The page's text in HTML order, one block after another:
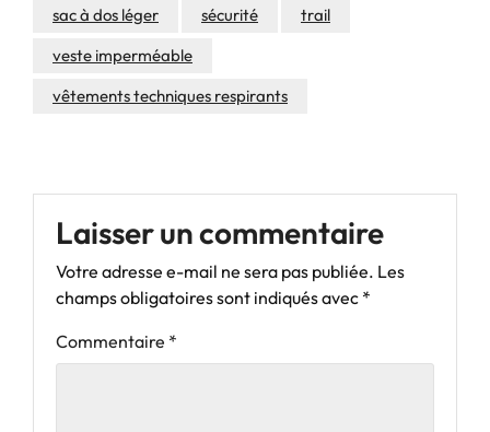
sac à dos léger
sécurité
trail
veste imperméable
vêtements techniques respirants
Laisser un commentaire
Votre adresse e-mail ne sera pas publiée. Les
champs obligatoires sont indiqués avec *
Commentaire *